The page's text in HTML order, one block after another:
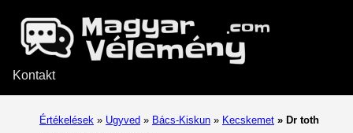
Kontakt
Értékelések » Ugyved » Bács-Kiskun » Kecskemet » Dr toth